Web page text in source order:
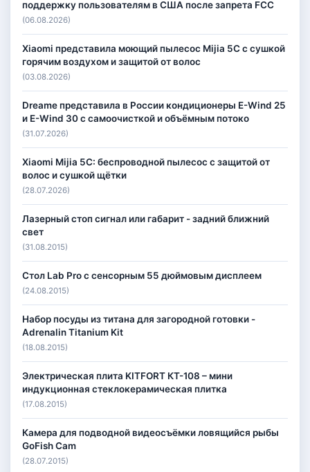
поддержку пользователям в США после запрета FCC
(06.08.2026)
Xiaomi представила моющий пылесос Mijia 5C с сушкой
горячим воздухом и защитой от волос
(03.08.2026)
Dreame представила в России кондиционеры E-Wind 25
и E-Wind 30 с самоочисткой и объёмным потоко
(31.07.2026)
Xiaomi Mijia 5C: беспроводной пылесос с защитой от
волос и сушкой щётки
(28.07.2026)
Лазерный стоп сигнал или габарит - задний ближний
свет
(31.08.2015)
Стол Lab Pro с сенсорным 55 дюймовым дисплеем
(24.08.2015)
Набор посуды из титана для загородной готовки -
Adrenalin Titanium Kit
(18.08.2015)
Электрическая плита KITFORT КТ-108 – мини
индукционная стеклокерамическая плитка
(17.08.2015)
Камера для подводной видеосъёмки ловящийся рыбы
GoFish Cam
(28.07.2015)